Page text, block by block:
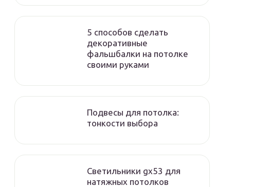
5 способов сделать
декоративные
фальшбалки на потолке
своими руками
Подвесы для потолка:
тонкости выбора
Светильники gx53 для
натяжных потолков